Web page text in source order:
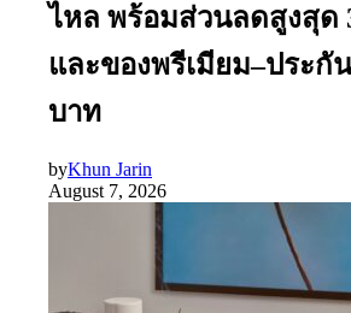
ไหล พร้อมส่วนลดสูงสุด
และของพรีเมียม–ประกั
บาท
byKhun Jarin
August 7, 2026